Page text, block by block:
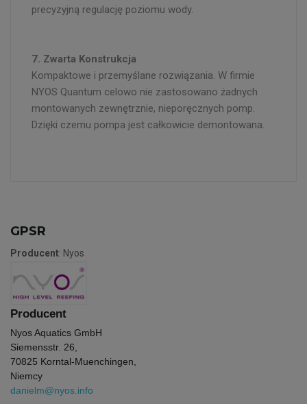
precyzyjną regulację poziomu wody.
7. Zwarta Konstrukcja
Kompaktowe i przemyślane rozwiązania. W firmie
NYOS Quantum celowo nie zastosowano żadnych
montowanych zewnętrznie, nieporęcznych pomp.
Dzięki czemu pompa jest całkowicie demontowana.
GPSR
Producent: Nyos
Producent
Nyos Aquatics GmbH
Siemensstr. 26,
70825 Korntal-Muenchingen,
Niemcy
danielm@nyos.info